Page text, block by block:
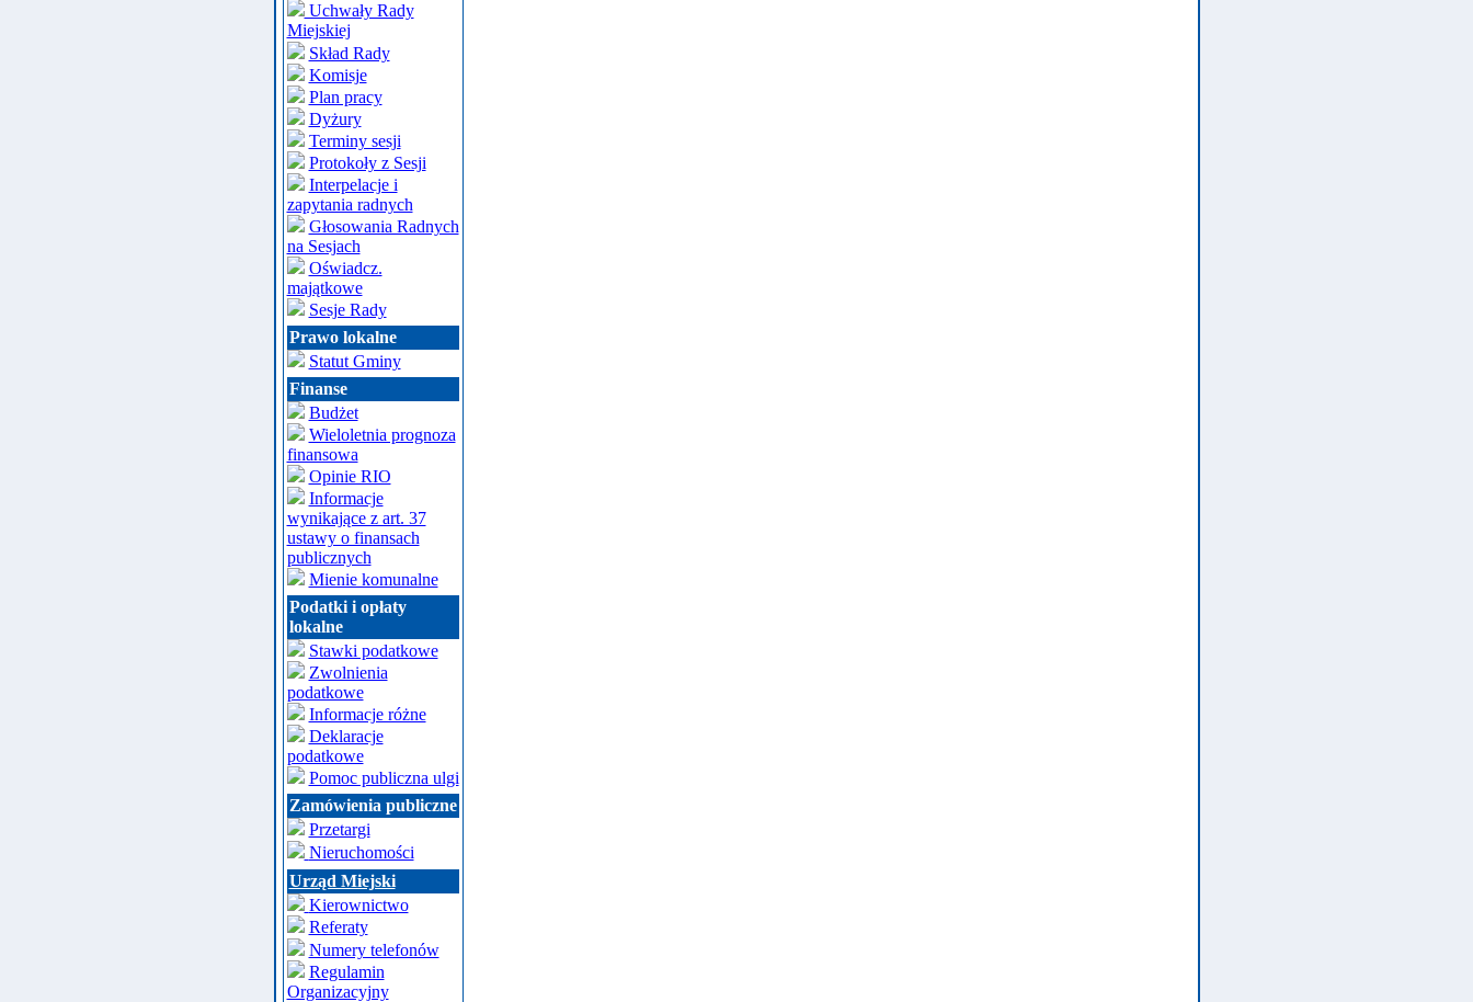
Uchwały Rady
Miejskiej
Skład Rady
Komisje
Plan pracy
Dyżury
Terminy sesji
Protokoły z Sesji
Interpelacje i
zapytania radnych
Głosowania Radnych
na Sesjach
Oświadcz.
majątkowe
Sesje Rady
Prawo lokalne
Statut Gminy
Finanse
Budżet
Wieloletnia prognoza
finansowa
Opinie RIO
Informacje
wynikające z art. 37
ustawy o finansach
publicznych
Mienie komunalne
Podatki i opłaty
lokalne
Stawki podatkowe
Zwolnienia
podatkowe
Informacje różne
Deklaracje
podatkowe
Pomoc publiczna ulgi
Zamówienia publiczne
Przetargi
Nieruchomości
Urząd Miejski
Kierownictwo
Referaty
Numery telefonów
Regulamin
Organizacyjny